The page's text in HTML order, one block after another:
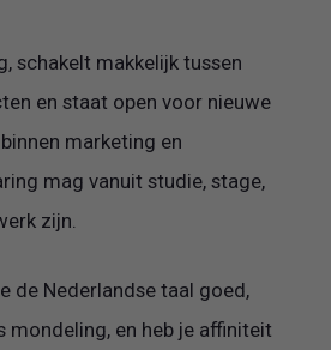
schakelt makkelijk tussen
en staat open voor nieuwe
marketing en
mag vanuit studie, stage,
zijn.
de Nederlandse taal goed,
en heb je affiniteit